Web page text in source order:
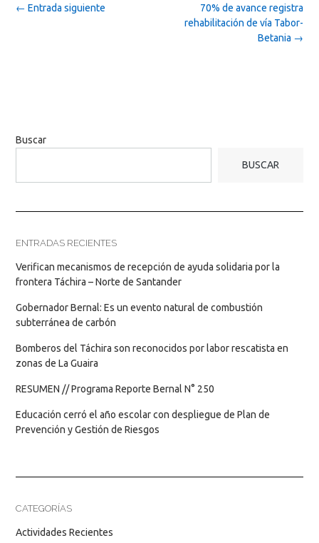
Post
70% de avance registra
rehabilitación de vía Tabor-
Betania →
← Entrada siguiente
Buscar
BUSCAR
ENTRADAS RECIENTES
Verifican mecanismos de recepción de ayuda solidaria por la
frontera Táchira – Norte de Santander
Gobernador Bernal: Es un evento natural de combustión
subterránea de carbón
Bomberos del Táchira son reconocidos por labor rescatista en
zonas de La Guaira
RESUMEN // Programa Reporte Bernal N° 250
Educación cerró el año escolar con despliegue de Plan de
Prevención y Gestión de Riesgos
CATEGORÍAS
Actividades Recientes